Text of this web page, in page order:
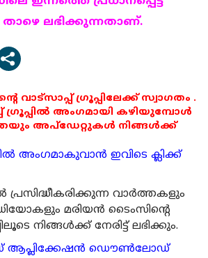
ലഭിക്കുന്നതാണ്.
വാട്സാപ്പ് ഗ്രൂപ്പിലേക്ക് സ്വാഗതം .
ഗ്രൂപ്പിൽ അംഗമായി കഴിയുമ്പോൾ
അപ്ഡേറ്റുകൾ നിങ്ങൾക്ക്
അംഗമാകുവാൻ ഇവിടെ ക്ലിക്ക്
വാര്‍ത്തകളും
മരിയന്‍ ടൈംസിന്റെ
നിങ്ങള്‍ക്ക് നേരിട്ട് ലഭിക്കും.
ആപ്ലിക്കേഷന്‍ ഡൌണ്‍ലോഡ്